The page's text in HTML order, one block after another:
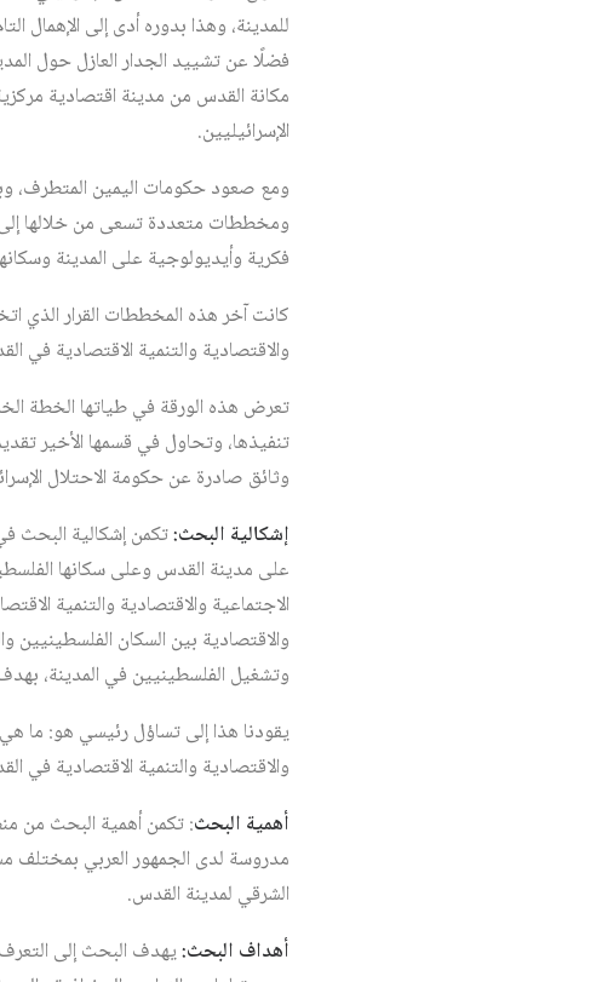
للمدينة، وهذا بدوره أدى إلى الإهمال
مكانة القدس من مدينة اقتصادية
الإسرائيليين.
ومع صعود حكومات اليمين المتطرف،
ومخططات متعددة تسعى من خلالها
فكرية وأيديولوجية على المدينة
والاقتصادية والتنمية الاقتصادية
تعرض هذه الورقة في طياتها الخطة
تنفيذها، وتحاول في قسمها الأخير
وثائق صادرة عن حكومة الاحتلال
إشكالية البحث:تكمن إشكالية البحث
على مدينة القدس وعلى سكانها
الاجتماعية والاقتصادية والتنمية
والاقتصادية بين السكان
وتشغيل الفلسطينيين في المدينة،
والاقتصادية والتنمية الاقتصادية
أهمية البحث: تكمن أهمية البحث من
مدروسة لدى الجمهور العربي بمختلف
الشرقي لمدينة القدس.
أهداف البحث:يهدف البحث إلى التعرف